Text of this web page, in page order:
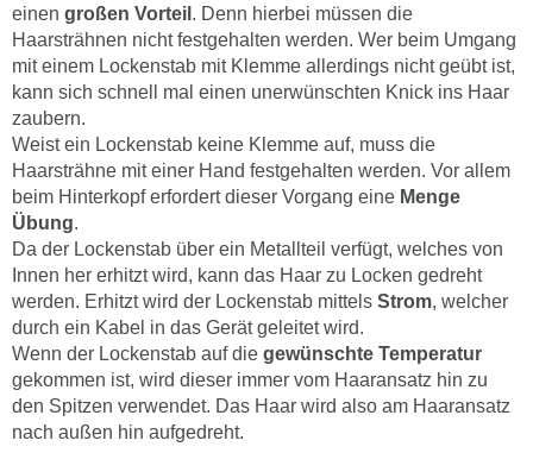
einen großen Vorteil . Denn hierbei müssen die
Haarsträhnen nicht festgehalten werden. Wer beim Umgang
mit einem Lockenstab mit Klemme allerdings nicht geübt ist,
kann sich schnell mal einen unerwünschten Knick ins Haar
zaubern.
Weist ein Lockenstab keine Klemme auf, muss die
Haarsträhne mit einer Hand festgehalten werden. Vor allem
beim Hinterkopf erfordert dieser Vorgang eine Menge
Übung.
Da der Lockenstab über ein Metallteil verfügt, welches von
Innen her erhitzt wird, kann das Haar zu Locken gedreht
werden. Erhitzt wird der Lockenstab mittels Strom, welcher
durch ein Kabel in das Gerät geleitet wird.
Wenn der Lockenstab auf die gewünschte Temperatur
gekommen ist, wird dieser immer vom Haaransatz hin zu
den Spitzen verwendet. Das Haar wird also am Haaransatz
nach außen hin aufgedreht.